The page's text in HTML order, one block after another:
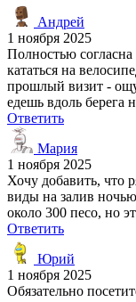
Андрей
1 ноября 2025
Полностью
кататься на
прошлый визит -
едешь вдоль берега
Ответить
Мария
1 ноября 2025
Хочу добавить, что
виды на залив
около 300 песо, но
Ответить
Юрий
1 ноября 2025
Обязательно